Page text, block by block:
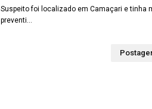
Suspeito foi localizado em Camaçari e tinha
preventi…